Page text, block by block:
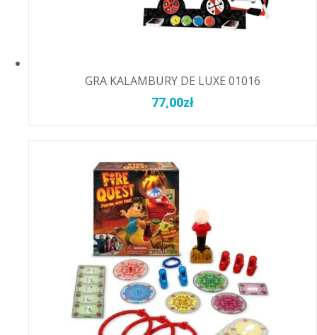
GRA KALAMBURY DE LUXE 01016
77,00zł